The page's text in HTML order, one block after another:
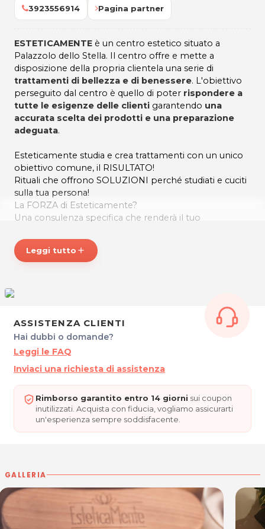
3923556914 Pagina partner
ESTETICAMENTE è un centro estetico situato a
Palazzolo dello Stella. Il centro offre e mette a
disposizione della propria clientela una serie di
trattamenti di bellezza e di benessere. L'obiettivo
perseguito dal centro è quello di poter rispondere a
tutte le esigenze delle clienti garantendo una
accurata scelta dei prodotti e una preparazione
adeguata.
Esteticamente studia e crea trattamenti con un unico
obiettivo comune, il RISULTATO!
Rituali che offrono SOLUZIONI perché studiati e cuciti
sulla tua persona!
La FORZA di Esteticamente?
Una consulenza specifica che renderà il tuo
RISULTATI SICURI in POCO TEMPO!
33056 PALAZZOLO DELLO STELLA
Tel. 392 3556914
Per ulteriori informazioni sull'offerta o sulle
Leggi tutto add
ASSISTENZA CLIENTI
Hai dubbi o domande?
Leggi le FAQ
Inviaci una richiesta di assistenza
Rimborso garantito entro 14 giorni sui coupon
inutilizzati. Acquista con fiducia, vogliamo assicurarti
un'esperienza sempre soddisfacente.
GALLERIA